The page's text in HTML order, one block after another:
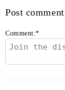
Post comment
Comment:*